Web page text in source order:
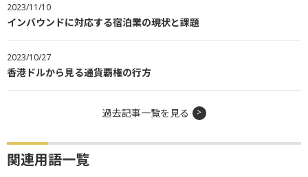
2023/11/10
インバウンドに対応する宿泊業の現状と課題
2023/10/27
香港ドルから見る通貨覇権の行方
過去記事一覧を見る
関連用語一覧